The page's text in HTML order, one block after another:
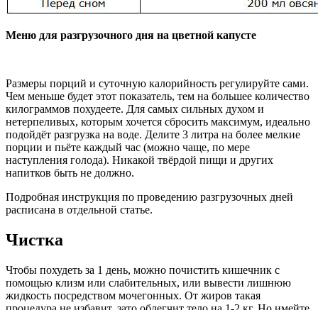
Меню для разгрузочного дня на цветной капусте
Размеры порций и суточную калорийность регулируйте сами.
Чем меньше будет этот показатель, тем на большее количество
килограммов похудеете. Для самых сильных духом и
нетерпеливых, которым хочется сбросить максимум, идеально
подойдёт разгрузка на воде. Делите 3 литра на более мелкие
порции и пьёте каждый час (можно чаще, по мере
наступления голода). Никакой твёрдой пищи и других
напитков быть не должно.
Подробная инструкция по проведению разгрузочных дней
расписана в отдельной статье.
Чистка
Чтобы похудеть за 1 день, можно почистить кишечник с
помощью клизм или слабительных, или вывести лишнюю
жидкость посредством мочегонных. От жиров такая